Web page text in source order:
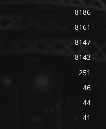
8186
8161
8147
8143
251
46
44
41